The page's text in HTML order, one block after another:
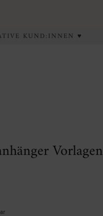
KUND:INNEN ♥
Vorlagen